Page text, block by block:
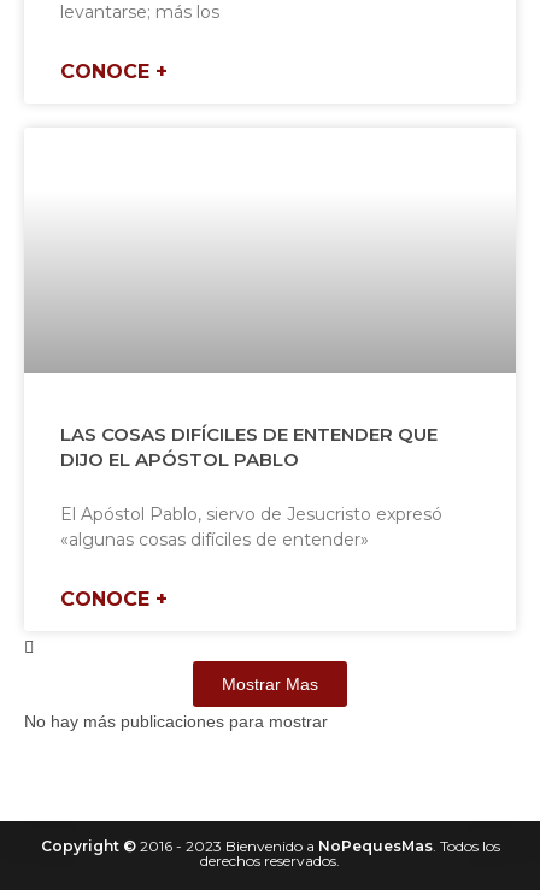
levantarse; más los
CONOCE +
LAS COSAS DIFÍCILES DE ENTENDER QUE
DIJO EL APÓSTOL PABLO
El Apóstol Pablo, siervo de Jesucristo expresó
«algunas cosas difíciles de entender»
CONOCE +
Mostrar Mas
No hay más publicaciones para mostrar
Copyright ©2016 - 2023 Bienvenido a NoPequesMas. Todos los
derechos reservados.